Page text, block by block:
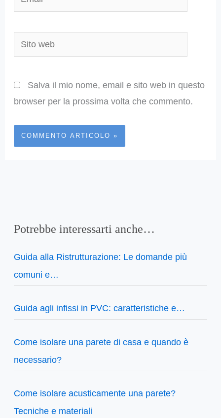
Sito
web
Salva il mio nome, email e sito web in questo
browser per la prossima volta che commento.
Potrebbe interessarti anche…
Guida alla Ristrutturazione: Le domande più
comuni e…
Guida agli infissi in PVC: caratteristiche e…
Come isolare una parete di casa e quando è
necessario?
Come isolare acusticamente una parete?
Tecniche e materiali